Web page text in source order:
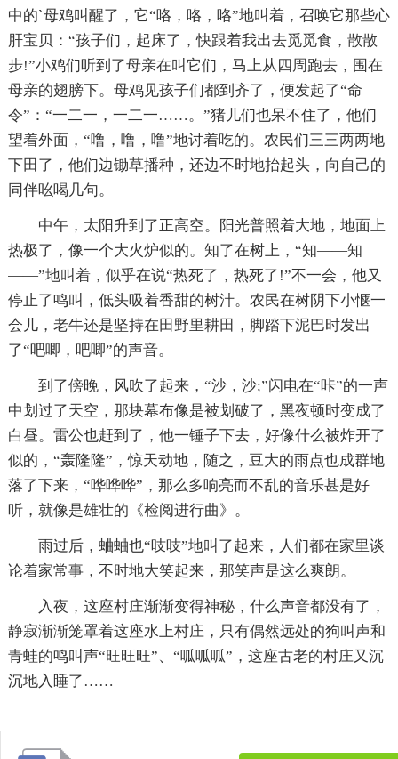
中的`母鸡叫醒了，它“咯，咯，咯”地叫着，召唤它那些心
肝宝贝：“孩子们，起床了，快跟着我出去觅觅食，散散
步!”小鸡们听到了母亲在叫它们，马上从四周跑去，围在
母亲的翅膀下。母鸡见孩子们都到齐了，便发起了“命
令”：“一二一，一二一……。”猪儿们也呆不住了，他们
望着外面，“噜，噜，噜”地讨着吃的。农民们三三两两地
下田了，他们边锄草播种，还边不时地抬起头，向自己的
同伴吆喝几句。
中午，太阳升到了正高空。阳光普照着大地，地面上
热极了，像一个大火炉似的。知了在树上，“知——知
——”地叫着，似乎在说“热死了，热死了!”不一会，他又
停止了鸣叫，低头吸着香甜的树汁。农民在树阴下小惬一
会儿，老牛还是坚持在田野里耕田，脚踏下泥巴时发出
了“吧唧，吧唧”的声音。
到了傍晚，风吹了起来，“沙，沙;”闪电在“咔”的一声
中划过了天空，那块幕布像是被划破了，黑夜顿时变成了
白昼。雷公也赶到了，他一锤子下去，好像什么被炸开了
似的，“轰隆隆”，惊天动地，随之，豆大的雨点也成群地
落了下来，“哗哗哗”，那么多响亮而不乱的音乐甚是好
听，就像是雄壮的《检阅进行曲》。
雨过后，蛐蛐也“吱吱”地叫了起来，人们都在家里谈
论着家常事，不时地大笑起来，那笑声是这么爽朗。
入夜，这座村庄渐渐变得神秘，什么声音都没有了，
静寂渐渐笼罩着这座水上村庄，只有偶然远处的狗叫声和
青蛙的鸣叫声“旺旺旺”、“呱呱呱”，这座古老的村庄又沉
沉地入睡了……